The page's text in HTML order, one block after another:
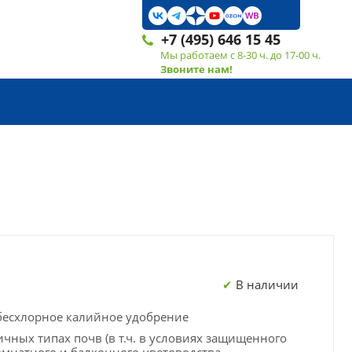
+7 (495) 646 15 45
Мы работаем с 8-30 ч. до 17-00 ч.
Звоните нам!
В наличии
калийное удобрение
типах почв (в т.ч. в условиях защищенного